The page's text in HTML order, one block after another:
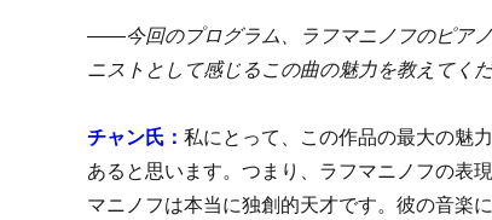
――今回のプログラム、ラフマニノフのピア
ニストとして感じるこの曲の魅力を教えてくだ
チャン氏： 私にとって、この作品の最大の魅
あると思います。つまり、ラフマニノフの表
マニノフは本当に独創的天才です。彼の音楽